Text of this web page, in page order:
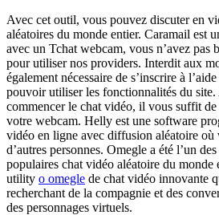
Avec cet outil, vous pouvez discuter en
aléatoires du monde entier. Caramail est
avec un Tchat webcam, vous n’avez pas
pour utiliser nos providers. Interdit aux
également nécessaire de s’inscrire à
pouvoir utiliser les fonctionnalités du
commencer le chat vidéo, il vous suffit de
votre webcam. Helly est une software
vidéo en ligne avec diffusion aléatoire où
d’autres personnes. Omegle a été l’un
populaires chat vidéo aléatoire du monde
utility o omegle de chat vidéo innovante
recherchant de la compagnie et des
des personnages virtuels.